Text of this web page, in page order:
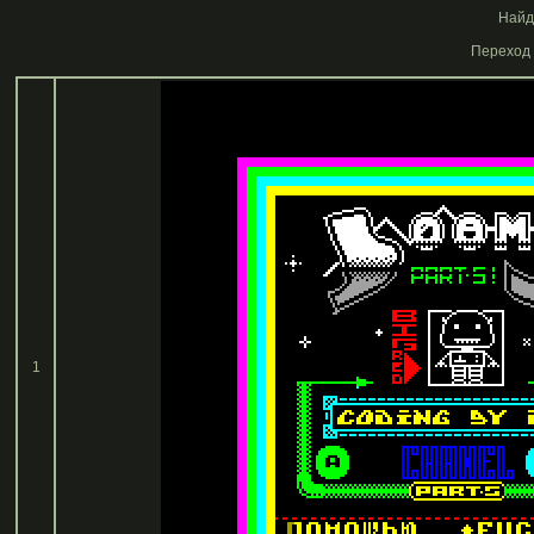
Переход
1